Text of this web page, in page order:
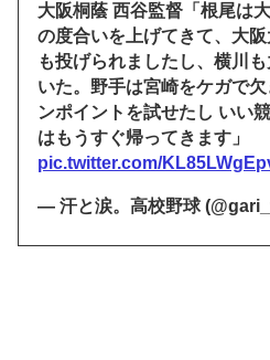
大阪桐蔭 西谷監督「根尾は
の度合いを上げてきて、大
も投げられましたし、横川
いた。野手は宮崎をケガで
ンポイントを試せたし いい
はもうすぐ帰ってきます」
pic.twitter.com/
— 汗と涙。高校野球